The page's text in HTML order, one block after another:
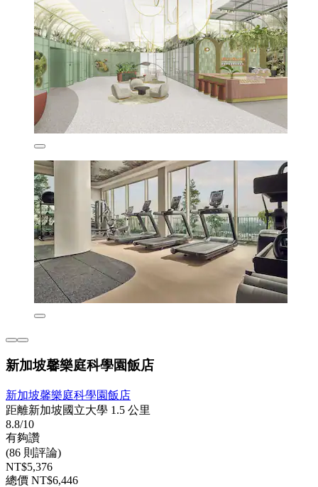
新加坡馨樂庭科學園飯店
新加坡馨樂庭科學園飯店
距離新加坡國立大學 1.5 公里
8.8/10
有夠讚
(86 則評論)
NT$5,376
總價 NT$6,446